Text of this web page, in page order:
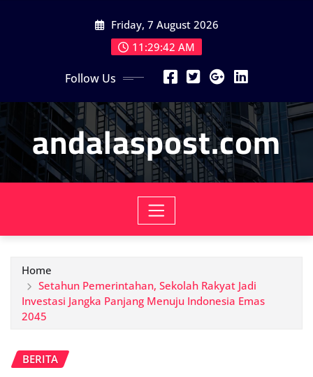
Friday, 7 August 2026
11:29:44 AM
Follow Us
andalaspost.com
Home
Setahun Pemerintahan, Sekolah Rakyat Jadi
Investasi Jangka Panjang Menuju Indonesia Emas
2045
BERITA